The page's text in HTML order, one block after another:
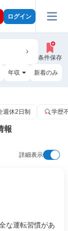
ログイン
条件保存
年収 新着のみ
週休2日制 学歴
報
詳細表示
な運転習慣があ